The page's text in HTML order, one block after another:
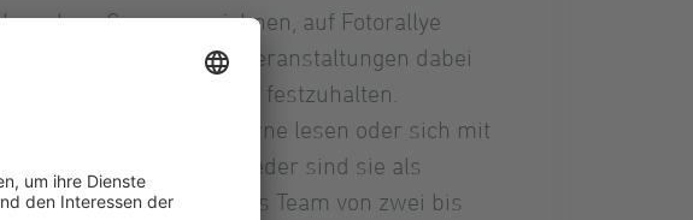
Cover zu zeichnen, auf Fotorallye
Bibliotheksveranstaltungen dabei
in ihren Logbüchern festzuhalten.
alle, die gerne lesen oder sich mit
wie Erwachsene. Entweder sind sie als
sie beteiligen sich als Team von zwei bis